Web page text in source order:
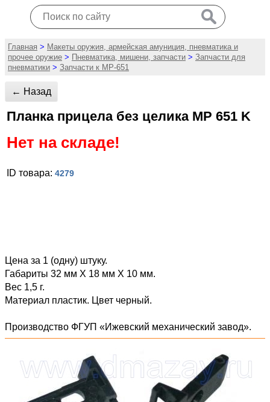
Главная > Макеты оружия, армейская амуниция, пневматика и
прочее оружие > Пневматика, мишени, запчасти > Запчасти для
пневматики > Запчасти к МР-651
← Назад
Планка прицела без целика МР 651 K
Нет на складе!
ID товара: 4279
Цена за 1 (одну) штуку.
Габариты 32 мм Х 18 мм Х 10 мм.
Вес 1,5 г.
Материал пластик. Цвет черный.
Производство ФГУП «Ижевский механический завод».